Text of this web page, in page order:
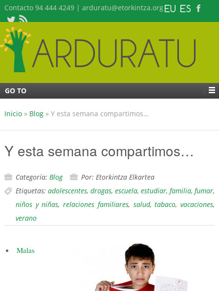
Contacto 94 444 4249 | arduratu@etorkintza.org
GO TO
Inicio» Blog» Y esta semana compartimos…
Y esta semana compartimos…
Categoría: Blog
Por: Etorkintza Elkartea
Etiquetas: adolescentes, drogas, escuela,estudiar,familia,fumar,
niños y niñas,relaciones familiares, salud,tabaco,vacaciones,
verano
Malas